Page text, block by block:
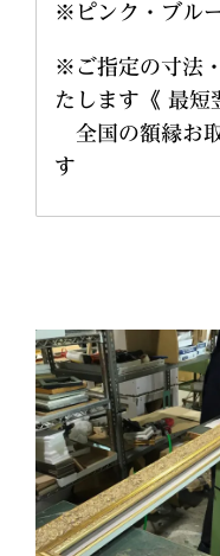
※ピンク・ブル
※ご指定の寸法
たします《 最短
全国の額縁お
す